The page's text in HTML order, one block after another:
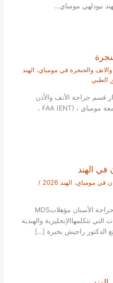
نيودلهي مومباي…
والحنجرة في مومباي، الهند
الطبي
قسم جراحة الأنف والأذن
والحنجرة ماجستير (ENT) ، جامعة مومباي ، FAA (ENT) ،
في الهند
مومباي، الهند 2026
/
دكتور راجيش تعييناستشاري – جراحة الأسنان مؤهلاتMDS
تتكلمهاالإنجليزية والهندية
الدكتور راجيش بخبرة […]